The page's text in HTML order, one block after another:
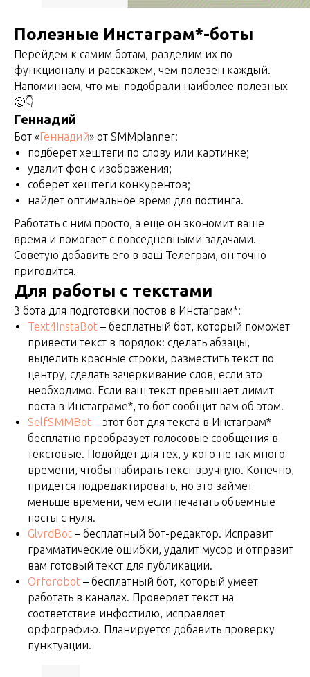
Полезные Инстаграм*-боты
Перейдем к самим ботам, разделим их по
функционалу и расскажем, чем полезен каждый.
Напоминаем, что мы подобрали наиболее полезных
🙂👇
Геннадий
Бот «Геннадий» от SMMplanner:
подберет хештеги по слову или картинке;
удалит фон с изображения;
соберет хештеги конкурентов;
найдет оптимальное время для постинга.
Работать с ним просто, а еще он экономит ваше
время и помогает с повседневными задачами.
Советую добавить его в ваш Телеграм, он точно
пригодится.
Для работы с текстами
3 бота для подготовки постов в Инстаграм*:
Text4InstaBot – бесплатный бот, который поможет
привести текст в порядок: сделать абзацы,
выделить красные строки, разместить текст по
центру, сделать зачеркивание слов, если это
необходимо. Если ваш текст превышает лимит
поста в Инстаграме*, то бот сообщит вам об этом.
SelfSMMBot – этот бот для текста в Инстаграм*
бесплатно преобразует голосовые сообщения в
текстовые. Подойдет для тех, у кого не так много
времени, чтобы набирать текст вручную. Конечно,
придется подредактировать, но это займет
меньше времени, чем если печатать объемные
посты с нуля.
GlvrdBot – бесплатный бот-редактор. Исправит
грамматические ошибки, удалит мусор и отправит
вам готовый текст для публикации.
Orforobot – бесплатный бот, который умеет
работать в каналах. Проверяет текст на
соответствие инфостилю, исправляет
орфографию. Планируется добавить проверку
пунктуации.